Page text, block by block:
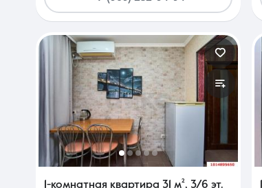
1-комнатная квартира 31 м², 3/6 эт.